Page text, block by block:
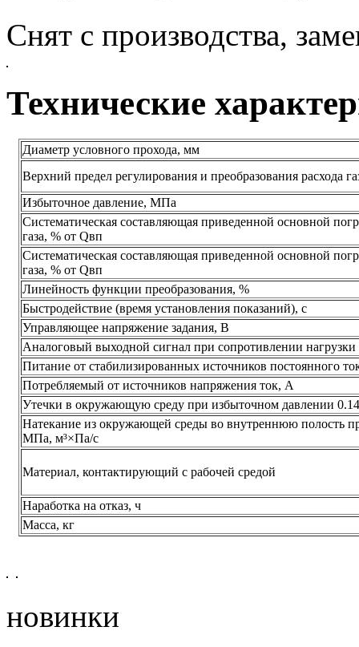
Снят с производства,
Технические
Диаметр условного прохода, мм
Верхний предел регулирования и преобразования расхода
Избыточное давление, МПа
Систематическая составляющая приведенной основной
газа, % от Qвп
Систематическая составляющая приведенной основной
газа, % от Qвп
Линейность функции преобразования, %
Быстродействие (время установления показаний), с
Управляющее напряжение задания, В
Аналоговый выходной сигнал при сопротивлении
Питание от стабилизированных источников постоянного
Потребляемый от источников напряжения ток, А
Утечки в окружающую среду при избыточном давлении
Натекание из окружающей среды во внутреннюю полость
МПа, м³×Па/с
Материал, контактирующий с рабочей средой
Наработка на отказ, ч
Масса, кг
новинки